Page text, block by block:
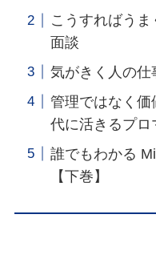
こうすればう
面談
気がきく人の仕
管理ではなく
代に活きるプロ
誰でもわかる
【下巻】